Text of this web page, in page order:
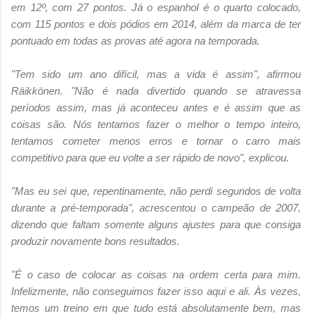
em 12º, com 27 pontos. Já o espanhol é o quarto colocado,
com 115 pontos e dois pódios em 2014, além da marca de ter
pontuado em todas as provas até agora na temporada.
"Tem sido um ano difícil, mas a vida é assim", afirmou
Räikkönen. "Não é nada divertido quando se atravessa
períodos assim, mas já aconteceu antes e é assim que as
coisas são. Nós tentamos fazer o melhor o tempo inteiro,
tentamos cometer menos erros e tornar o carro mais
competitivo para que eu volte a ser rápido de novo", explicou.
"Mas eu sei que, repentinamente, não perdi segundos de volta
durante a pré-temporada", acrescentou o campeão de 2007,
dizendo que faltam somente alguns ajustes para que consiga
produzir novamente bons resultados.
"É o caso de colocar as coisas na ordem certa para mim.
Infelizmente, não conseguimos fazer isso aqui e ali. Às vezes,
temos um treino em que tudo está absolutamente bem, mas